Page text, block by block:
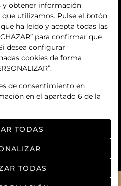
contratación
y obtener información
utilizamos. Pulse el botón
ha leído y acepta todas las
para confirmar que
desea configurar
cookies de forma
de consentimiento en
en el apartado 6 de la
TODAS
TODAS